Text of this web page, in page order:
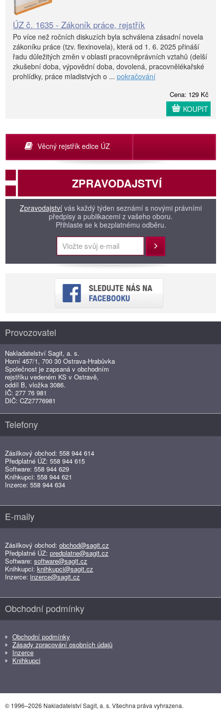
ÚZ č. 1635 - Zákoník práce, rejstřík
Po více než ročních diskuzích byla schválena zásadní novela
zákoníku práce (tzv. flexinovela), která od 1. 6. 2025 přináší
řadu důležitých změn v oblasti pracovněprávních vztahů (delší
zkušební doba, výpovědní doba, dovolená, pracovnělékařské
prohlídky, práce mladistvých o ... pokračování
Cena: 129 Kč
KOUPIT
Věcný rejstřík edice ÚZ
ZPRAVODAJSTVÍ
Zpravodajství vás každý týden seznámí s novými právními
předpisy a publikacemi z vašeho oboru.
Přihlaste se k bezplatnému odběru.
Přihlásit
Provozovatel
Nakladatelství Sagit, a. s.
Horní 457/1, 700 30 Ostrava-Hrabůvka
Společnost je zapsaná v obchodním
rejstříku vedeném KS v Ostravě,
oddíl B, vložka 3086.
IČ: 277 76 981
DIČ: CZ27776981
Telefony
Zásilkový obchod: 558 944 614
Předplatné ÚZ: 558 944 615
Software: 558 944 629
Knihkupci: 558 944 621
Inzerce: 558 944 634
E-maily
Zásilkový obchod: obchod@sagit.cz
Předplatné ÚZ: predplatne@sagit.cz
Software: software@sagit.cz
Knihkupci: knihkupci@sagit.cz
Inzerce: inzerce@sagit.cz
Obchodní podmínky
Obchodní podmínky
Zásady zpracování osobních údajů
Inzerce
Knihkupci
© 1996–2026 Nakladatelství Sagit, a. s. Všechna práva vyhrazena.